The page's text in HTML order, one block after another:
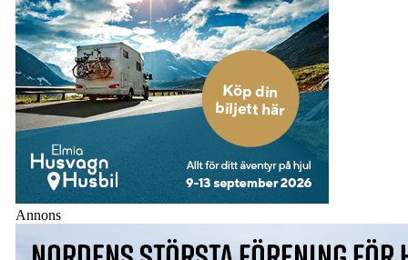
Annons